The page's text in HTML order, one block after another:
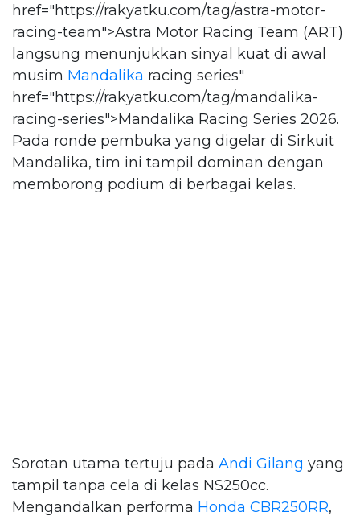
href="https://rakyatku.com/tag/astra-motor-
racing-team">Astra Motor Racing Team (ART)
langsung menunjukkan sinyal kuat di awal
musim Mandalika racing series"
href="https://rakyatku.com/tag/mandalika-
racing-series">Mandalika Racing Series 2026.
Pada ronde pembuka yang digelar di Sirkuit
Mandalika, tim ini tampil dominan dengan
memborong podium di berbagai kelas.
Sorotan utama tertuju pada Andi Gilang yang
tampil tanpa cela di kelas NS250cc.
Mengandalkan performa Honda CBR250RR,